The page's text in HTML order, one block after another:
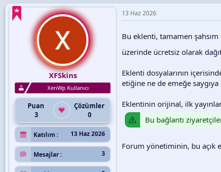
XFSkins
XenWp Kullanıcı
Puan
3
Çözümler
0
Katılım 13 Haz 2026
Mesajlar 3
13 Haz 2026
Bu eklenti, tamamen
üzerinde ücretsiz olarak
Eklenti dosyalarının
etiğine ne de emeğe
Eklentinin orijinal, ilk
Bu bağlantı
Forum yönetiminin, bu açık